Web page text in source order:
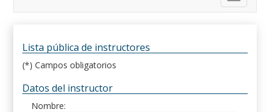
Lista pública de instructores
(*) Campos obligatorios
Datos del instructor
Nombre: